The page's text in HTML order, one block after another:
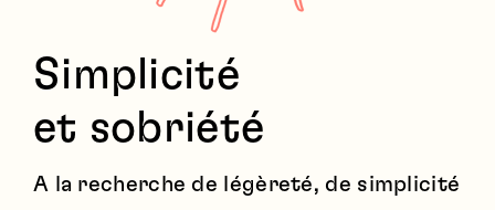
Simplicité
et sobriété
A la recherche de légèreté, de simplicité